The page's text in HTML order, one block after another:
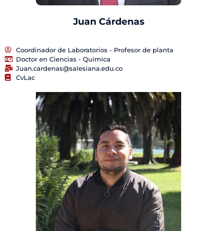
Juan Cárdenas
Coordinador de Laboratorios - Profesor de planta
Doctor en Ciencias - Química
Juan.cardenas@salesiana.edu.co
CvLac